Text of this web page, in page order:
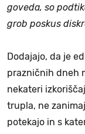
goveda, so
grob poskus
Dodajajo, da je
prazničnih dneh
nekateri
trupla, ne
potekajo in s